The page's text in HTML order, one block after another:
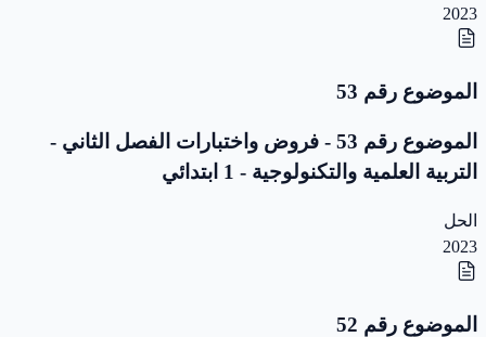
2023
الموضوع رقم 53
الموضوع رقم 53 - فروض واختبارات الفصل الثاني -
التربية العلمية والتكنولوجية - 1 ابتدائي
الحل
2023
الموضوع رقم 52